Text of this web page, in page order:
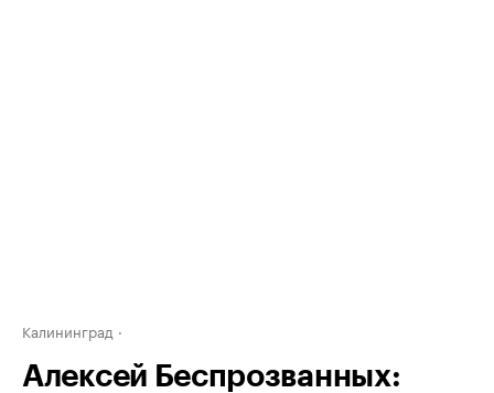
Калининград
Алексей Беспрозванных: